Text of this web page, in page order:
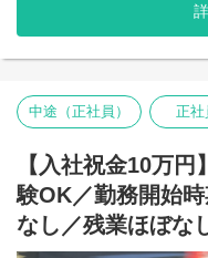
定員 ：19名（0歳-3名
保育時間：月～金曜日
・開園準備…登園前の園内
・登園…保護者と子どもた
・お昼寝…ねかしつけ、見
・降園…お迎えにきた保護
中途（正社員） 正社
【入社祝金10万
験OK／勤務開始
なし／残業ほぼな